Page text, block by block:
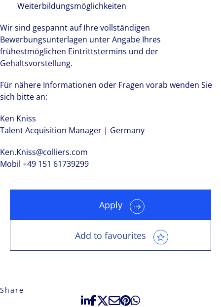
Weiterbildungsmöglichkeiten
Wir sind gespannt auf Ihre vollständigen
Bewerbungsunterlagen unter Angabe Ihres
frühestmöglichen Eintrittstermins und der
Gehaltsvorstellung.
Für nähere Informationen oder Fragen vorab wenden Sie
sich bitte an:
Ken Kniss
Talent Acquisition Manager | Germany
Ken.Kniss@colliers.com
Mobil +49 151 61739299
Apply
Add to favourites
Share